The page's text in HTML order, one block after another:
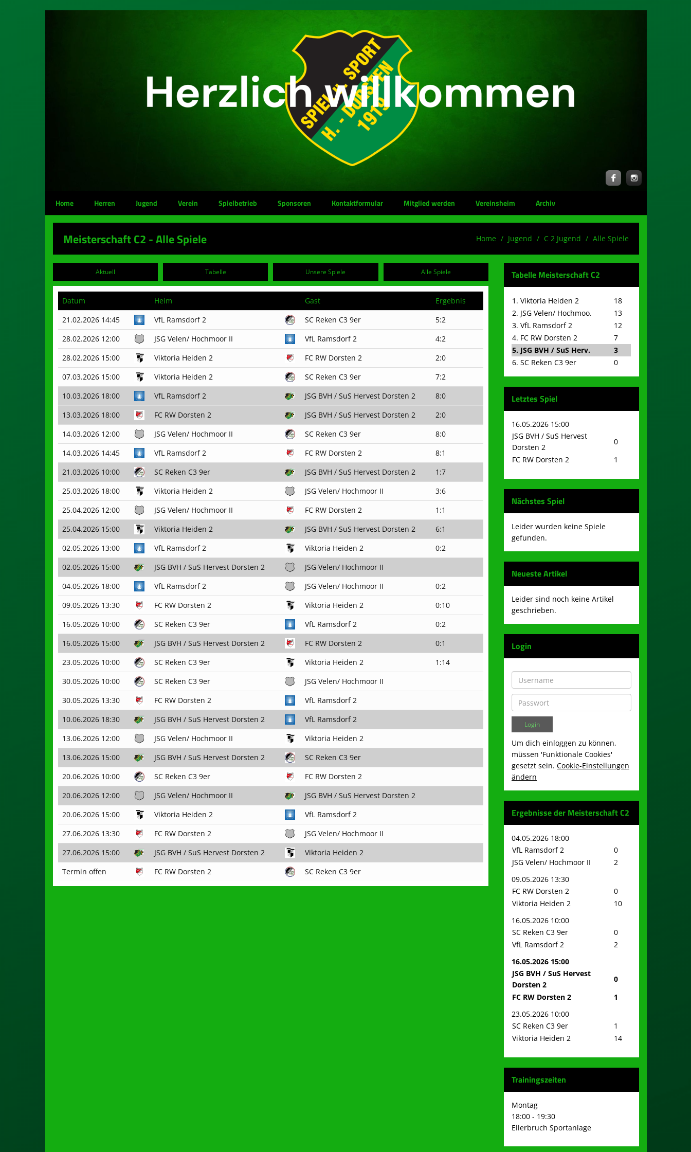
Home Herren Jugend Verein Spielbetrieb Sponsoren Kontaktformular Mitglied werden Vereinsheim Archiv
Meisterschaft C2 - Alle Spiele Home Jugend C 2 Jugend Alle Spiele
Aktuell Tabelle Unsere Spiele Alle Spiele
Datum Heim Gast
Ergebnis
21.02.2026 14:45
VfL Ramsdorf 2 SC Reken C3 9er
5:2
28.02.2026 12:00
JSG Velen/ Hochmoor II VfL Ramsdorf 2
4:2
28.02.2026 15:00
Viktoria Heiden 2 FC RW Dorsten 2
2:0
07.03.2026 15:00
Viktoria Heiden 2 SC Reken C3 9er
7:2
10.03.2026 18:00
VfL Ramsdorf 2 JSG BVH / SuS Hervest Dorsten 2
8:0
13.03.2026 18:00
FC RW Dorsten 2 JSG BVH / SuS Hervest Dorsten 2
2:0
14.03.2026 12:00
JSG Velen/ Hochmoor II SC Reken C3 9er
8:0
14.03.2026 14:45
VfL Ramsdorf 2 FC RW Dorsten 2
8:1
21.03.2026 10:00
SC Reken C3 9er JSG BVH / SuS Hervest Dorsten 2
1:7
25.03.2026 18:00
Viktoria Heiden 2 JSG Velen/ Hochmoor II
3:6
25.04.2026 12:00
JSG Velen/ Hochmoor II FC RW Dorsten 2
1:1
25.04.2026 15:00
Viktoria Heiden 2 JSG BVH / SuS Hervest Dorsten 2
6:1
02.05.2026 13:00
VfL Ramsdorf 2 Viktoria Heiden 2
0:2
02.05.2026 15:00
JSG BVH / SuS Hervest Dorsten 2
JSG Velen/ Hochmoor II
04.05.2026 18:00
VfL Ramsdorf 2 JSG Velen/ Hochmoor II
0:2
09.05.2026 13:30
FC RW Dorsten 2 Viktoria Heiden 2
0:10
16.05.2026 10:00
SC Reken C3 9er VfL Ramsdorf 2
0:2
16.05.2026 15:00
JSG BVH / SuS Hervest Dorsten 2 FC RW Dorsten 2
0:1
23.05.2026 10:00
SC Reken C3 9er Viktoria Heiden 2
1:14
30.05.2026 10:00
SC Reken C3 9er
JSG Velen/ Hochmoor II
30.05.2026 13:30
FC RW Dorsten 2
VfL Ramsdorf 2
10.06.2026 18:30
JSG BVH / SuS Hervest Dorsten 2
VfL Ramsdorf 2
13.06.2026 12:00
JSG Velen/ Hochmoor II
Viktoria Heiden 2
13.06.2026 15:00
JSG BVH / SuS Hervest Dorsten 2
SC Reken C3 9er
20.06.2026 10:00
SC Reken C3 9er
FC RW Dorsten 2
20.06.2026 12:00
JSG Velen/ Hochmoor II
JSG BVH / SuS Hervest Dorsten 2
20.06.2026 15:00
Viktoria Heiden 2
VfL Ramsdorf 2
27.06.2026 13:30
FC RW Dorsten 2
JSG Velen/ Hochmoor II
27.06.2026 15:00
JSG BVH / SuS Hervest Dorsten 2
Viktoria Heiden 2
Termin offen
FC RW Dorsten 2 SC Reken C3 9er
Tabelle Meisterschaft C2
1. Viktoria Heiden 2
18
2. JSG Velen/ Hochmoo.
13
3. VfL Ramsdorf 2
12
4. FC RW Dorsten 2
7
5. JSG BVH / SuS Herv.
3
6. SC Reken C3 9er
0
Letztes Spiel
16.05.2026 15:00
JSG BVH / SuS Hervest
Dorsten 2
0
FC RW Dorsten 2
1
Nächstes Spiel
Leider wurden keine Spiele
gefunden.
Neueste Artikel
Leider sind noch keine Artikel
geschrieben.
Login
Um dich einloggen zu können,
müssen 'Funktionale Cookies'
gesetzt sein. Cookie-Einstellungen
ändern
Ergebnisse der Meisterschaft C2
04.05.2026 18:00
VfL Ramsdorf 2
0
JSG Velen/ Hochmoor II
2
09.05.2026 13:30
FC RW Dorsten 2
0
Viktoria Heiden 2
10
16.05.2026 10:00
SC Reken C3 9er
0
VfL Ramsdorf 2
2
16.05.2026 15:00
JSG BVH / SuS Hervest
Dorsten 2
0
FC RW Dorsten 2
1
23.05.2026 10:00
SC Reken C3 9er
1
Viktoria Heiden 2
14
Trainingszeiten
Montag
18:00 - 19:30
Ellerbruch Sportanlage